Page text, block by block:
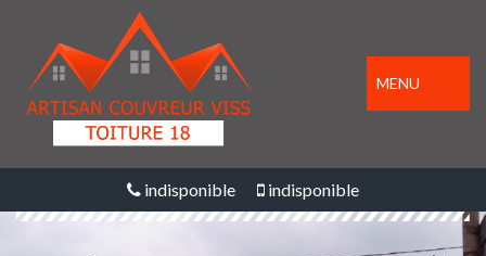
MENU
indisponible indisponible